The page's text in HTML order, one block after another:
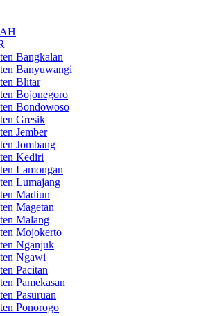
Bangkalan
Banyuwangi
Blitar
Bojonegoro
Bondowoso
Gresik
Jember
Jombang
Kediri
Lamongan
Lumajang
Madiun
Magetan
Malang
Mojokerto
Nganjuk
Ngawi
Pacitan
Pamekasan
Pasuruan
Ponorogo